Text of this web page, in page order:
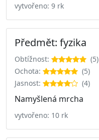
vytvořeno: 9 rk
Předmět: fyzika
Obtížnost:
(5)
Ochota:
(5)
Jasnost:
(4)
Namyšlená mrcha
vytvořeno: 10 rk